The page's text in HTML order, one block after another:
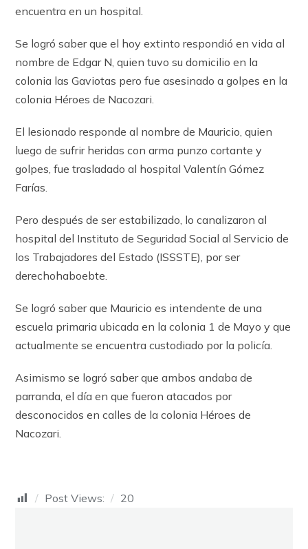
encuentra en un hospital.
Se logró saber que el hoy extinto respondió en vida al
nombre de Edgar N, quien tuvo su domicilio en la
colonia las Gaviotas pero fue asesinado a golpes en la
colonia Héroes de Nacozari.
El lesionado responde al nombre de Mauricio, quien
luego de sufrir heridas con arma punzo cortante y
golpes, fue trasladado al hospital Valentín Gómez
Farías.
Pero después de ser estabilizado, lo canalizaron al
hospital del Instituto de Seguridad Social al Servicio de
los Trabajadores del Estado (ISSSTE), por ser
derechohaboebte.
Se logró saber que Mauricio es intendente de una
escuela primaria ubicada en la colonia 1 de Mayo y que
actualmente se encuentra custodiado por la policía.
Asimismo se logró saber que ambos andaba de
parranda, el día en que fueron atacados por
desconocidos en calles de la colonia Héroes de
Nacozari.
Post Views: 20